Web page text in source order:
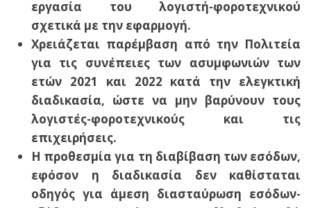
εργασία του λογιστή-φοροτεχνικού
σχετικά με την εφαρμογή.
Χρειάζεται παρέμβαση από την Πολιτεία
για τις συνέπειες των ασυμφωνιών των
ετών 2021 και 2022 κατά την ελεγκτική
διαδικασία, ώστε να μην βαρύνουν τους
λογιστές-φοροτεχνικούς και τις
επιχειρήσεις.
Η προθεσμία για τη διαβίβαση των εσόδων,
εφόσον η διαδικασία δεν καθίσταται
οδηγός για άμεση διασταύρωση εσόδων-